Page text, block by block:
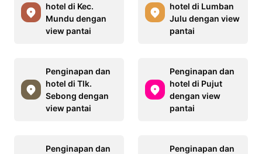
hotel di Kec.
Mundu dengan
view pantai
hotel di Lumban
Julu dengan view
pantai
Penginapan dan
hotel di Tlk.
Sebong dengan
view pantai
Penginapan dan
hotel di Pujut
dengan view
pantai
Penginapan dan
Penginapan dan